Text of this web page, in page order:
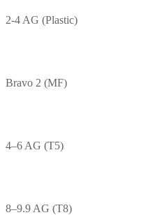
2-4 AG (Plastic)
Bravo 2 (MF)
4–6 AG (T5)
8–9.9 AG (T8)